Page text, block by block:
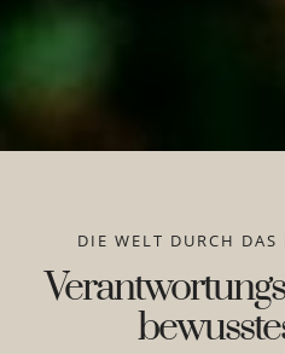
DIE WELT DURCH DAS